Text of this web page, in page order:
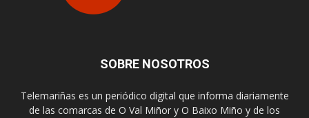
SOBRE NOSOTROS
Telemariñas es un periódico digital que informa diariamente
de las comarcas de O Val Miñor y O Baixo Miño y de los